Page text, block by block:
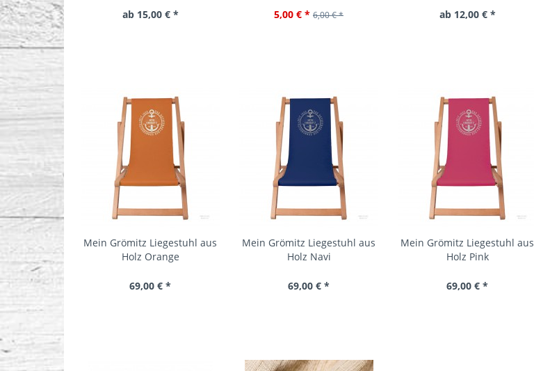
Mein Grömitz Liegestuhl aus
Holz Orange
69,00 € *
Mein Grömitz Liegestuhl aus
Holz Navi
69,00 € *
Mein Grömitz Liegestuhl aus
Holz Pink
69,00 € *
ab 15,00 € * 5,00 € * 6,00 € * ab 12,00 € *